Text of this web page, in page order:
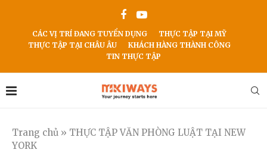
CÁC VỊ TRÍ ĐANG TUYỂN DỤNG
THỰC TẬP TẠI MỸ
THỰC TẬP TẠI CHÂU ÂU
KHÁCH HÀNG THÀNH CÔNG
TIN THỰC TẬP
Trang chủ » THỰC TẬP VĂN PHÒNG LUẬT TẠI NEW
YORK